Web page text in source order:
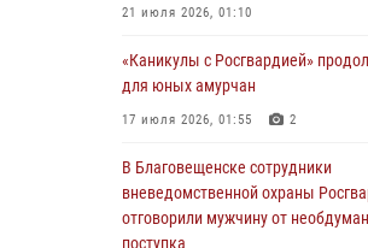
сотрудников вневедомственной
23 июля 2026, 07:49
поступления на службу в
территориального Управления
23 июля 2026, 00:00
21 июля 2026, 01:10
«Каникулы с Росгвардией»
для юных амурчан
17 июля 2026, 01:55 2
В Благовещенске сотрудники
вневедомственной охраны
отговорили мужчину от
поступка